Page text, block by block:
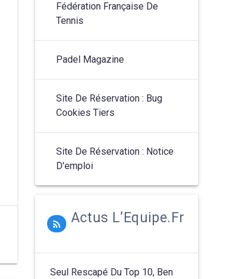
Fédération Française De
Tennis
Padel Magazine
Site De Réservation : Bug
Cookies Tiers
Site De Réservation : Notice
D'emploi
Actus L’Equipe.fr
Seul Rescapé Du Top 10, Ben